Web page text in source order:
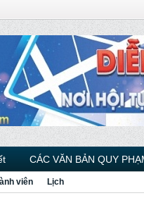
CÁC VĂN BẢN QUY
viên Lịch